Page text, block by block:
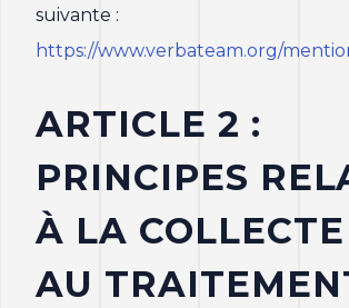
suivante :
https://www.verbateam.org/
ARTICLE 2 :
PRINCIPES
À LA
AU